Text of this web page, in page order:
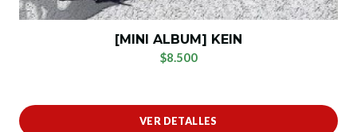
[MINI ALBUM] KEIN
$8.500
VER DETALLES